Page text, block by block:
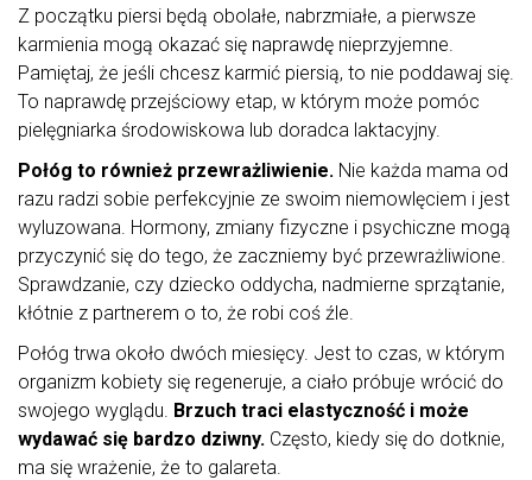
Z początku piersi będą obolałe, nabrzmiałe, a pierwsze
karmienia mogą okazać się naprawdę nieprzyjemne.
Pamiętaj, że jeśli chcesz karmić piersią, to nie poddawaj się.
To naprawdę przejściowy etap, w którym może pomóc
pielęgniarka środowiskowa lub doradca laktacyjny.
Połóg to również przewrażliwienie. Nie każda mama od
razu radzi sobie perfekcyjnie ze swoim niemowlęciem i jest
wyluzowana. Hormony, zmiany fizyczne i psychiczne mogą
przyczynić się do tego, że zaczniemy być przewrażliwione.
Sprawdzanie, czy dziecko oddycha, nadmierne sprzątanie,
kłótnie z partnerem o to, że robi coś źle.
Połóg trwa około dwóch miesięcy. Jest to czas, w którym
organizm kobiety się regeneruje, a ciało próbuje wrócić do
swojego wyglądu. Brzuch traci elastyczność i może
wydawać się bardzo dziwny. Często, kiedy się do dotknie,
ma się wrażenie, że to galareta.